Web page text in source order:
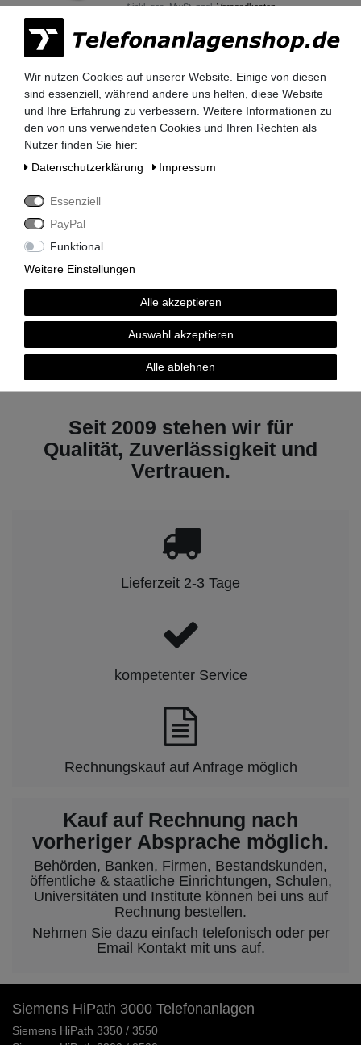
*inkl. ges. MwSt.zzgl.Versandkosten
Systemtelefon in schwarz S30817-S7012-
A108 - NEUWARE OVP
214,20 € *
In den Warenkorb
*inkl. ges. MwSt.
1 2
Seit 2009 stehen wir für
Qualität, Zuverlässigkeit und
Vertrauen.
Lieferzeit 2-3 Tage
kompetenter Service
Rechnungskauf auf Anfrage möglich
Kauf auf Rechnung nach
vorheriger Absprache möglich.
Behörden, Banken, Firmen, Bestandskunden,
öffentliche & staatliche Einrichtungen, Schulen,
Universitäten und Institute können bei uns auf
Rechnung bestellen.
Nehmen Sie dazu einfach telefonisch oder per
Email Kontakt mit uns auf.
Siemens HiPath 3000 Telefonanlagen
Siemens HiPath 3350 / 3550
Wir nutzen Cookies auf unserer Website. Einige von diesen
sind essenziell, während andere uns helfen, diese Website
und Ihre Erfahrung zu verbessern. Weitere Informationen zu
den von uns verwendeten Cookies und Ihren Rechten als
Nutzer finden Sie hier:
Daten­schutz­erklärung
Impressum
Essenziell
PayPal
Funktional
Weitere Einstellungen
Alle akzeptieren
Auswahl akzeptieren
Alle ablehnen